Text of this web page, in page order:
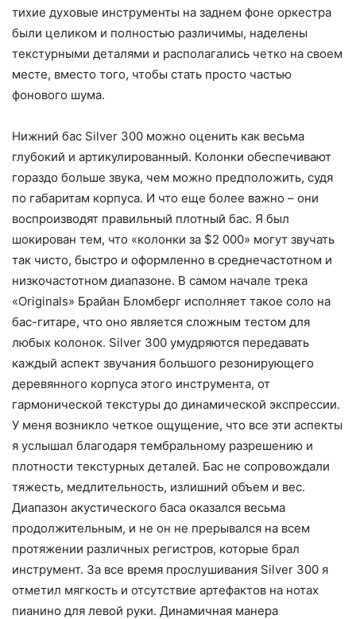
тихие духовые инструменты на заднем фоне оркестра
были целиком и полностью различимы, наделены
текстурными деталями и располагались четко на своем
месте, вместо того, чтобы стать просто частью
фонового шума.
Нижний бас Silver 300 можно оценить как весьма
глубокий и артикулированный. Колонки обеспечивают
гораздо больше звука, чем можно предположить, судя
по габаритам корпуса. И что еще более важно – они
воспроизводят правильный плотный бас. Я был
шокирован тем, что «колонки за $2 000» могут звучать
так чисто, быстро и оформленно в среднечастотном и
низкочастотном диапазоне. В самом начале трека
«Originals» Брайан Бломберг исполняет такое соло на
бас-гитаре, что оно является сложным тестом для
любых колонок. Silver 300 умудряются передавать
каждый аспект звучания большого резонирующего
деревянного корпуса этого инструмента, от
гармонической текстуры до динамической экспрессии.
У меня возникло четкое ощущение, что все эти аспекты
я услышал благодаря тембральному разрешению и
плотности текстурных деталей. Бас не сопровождали
тяжесть, медлительность, излишний объем и вес.
Диапазон акустического баса оказался весьма
продолжительным, и не он не прерывался на всем
протяжении различных регистров, которые брал
инструмент. За все время прослушивания Silver 300 я
отметил мягкость и отсутствие артефактов на нотах
пианино для левой руки. Динамичная манера